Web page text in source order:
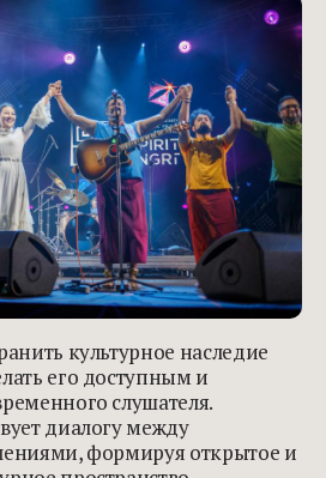
культурное наследие
его доступным и
слушателя.
диалогу между
формируя открытое и